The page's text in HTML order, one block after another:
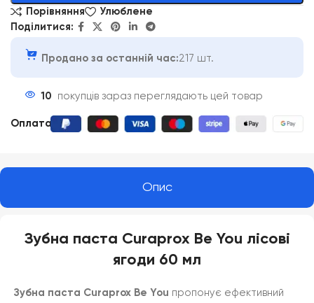
Порівняння
Улюблене
Поділитися:
Продано за останній час:217 шт.
10 покупців зараз переглядають цей товар
Оплата
Опис
Зубна паста Curaprox Be You лісові
ягоди 60 мл
Зубна паста Curaprox Be You пропонує ефективний